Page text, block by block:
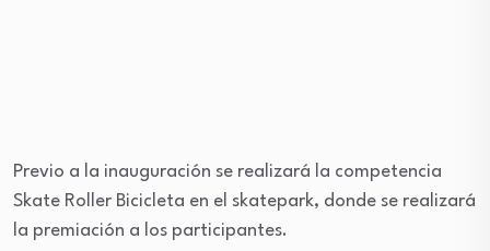
Previo a la inauguración se realizará la competencia
Skate Roller Bicicleta en el skatepark, donde se realizará
la premiación a los participantes.